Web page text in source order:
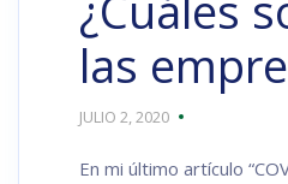
las
JULIO 2, 2020
En mi último artículo